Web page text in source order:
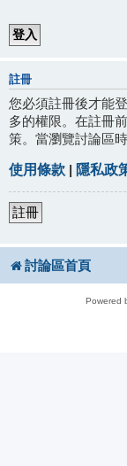
註冊
您必須註冊後才能
多的權限。在註冊
策。當瀏覽討論區
使用條款 | 隱私政
註冊
討論區首頁
Powered